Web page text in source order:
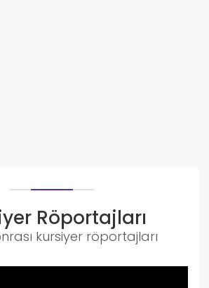
Röportajları
kursiyer röportajları